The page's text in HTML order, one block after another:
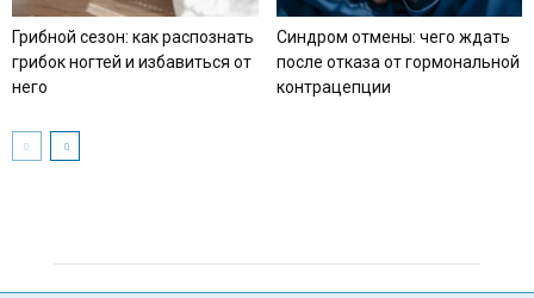
Грибной сезон: как распознать
грибок ногтей и избавиться от
него
Синдром отмены: чего ждать
после отказа от гормональной
контрацепции